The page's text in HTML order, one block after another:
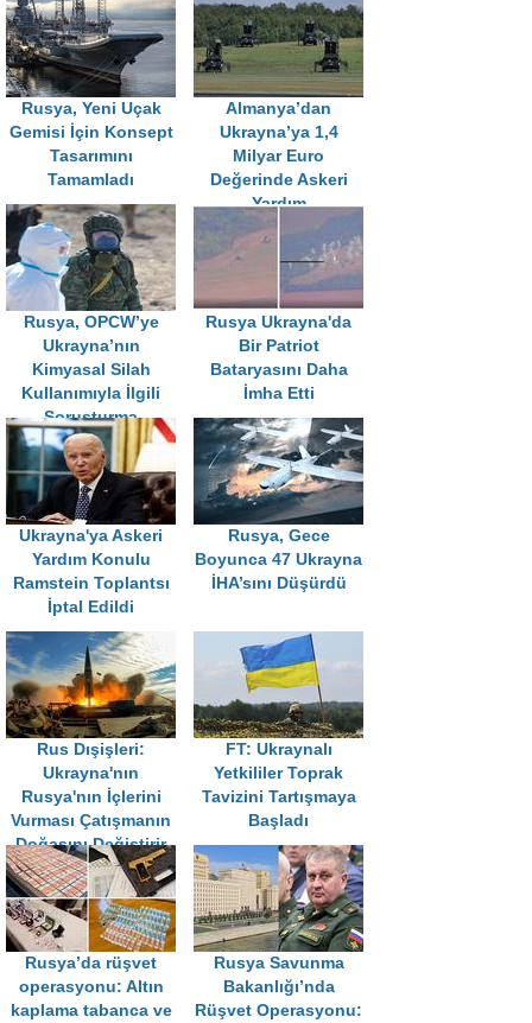
Rusya, Yeni Uçak
Gemisi İçin Konsept
Tasarımını
Tamamladı
Almanya’dan
Ukrayna’ya 1,4
Milyar Euro
Değerinde Askeri
Yardım
Rusya, OPCW’ye
Ukrayna’nın
Kimyasal Silah
Kullanımıyla İlgili
Soruşturma
Sonuçlarını İletti
Rusya Ukrayna'da
Bir Patriot
Bataryasını Daha
İmha Etti
Ukrayna'ya Askeri
Yardım Konulu
Ramstein Toplantsı
İptal Edildi
Rusya, Gece
Boyunca 47 Ukrayna
İHA’sını Düşürdü
Rus Dışişleri:
Ukrayna'nın
Rusya'nın İçlerini
Vurması Çatışmanın
Doğasını Değiştirir
FT: Ukraynalı
Yetkililer Toprak
Tavizini Tartışmaya
Başladı
Rusya’da rüşvet
operasyonu: Altın
kaplama tabanca ve
Rusya Savunma
Bakanlığı’nda
Rüşvet Operasyonu: